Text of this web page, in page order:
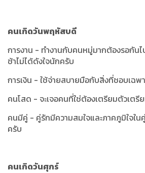
คนเกิดวันพฤหัสบดี
การงาน - ทำงานกับคนหมู่มากต้องรอกันไ
ช้าไม่ได้ดังใจนักครับ
การเงิน - ใช้จ่ายสบายมือกับสิ่งที่ชอบเฉพ
คนโสด - จะเจอคนที่ใช่ต้องเตรียมตัวเตรี
คนมีคู่ - คู่รักมีความสมใจและภาคภูมิใจใน
ครับ
คนเกิดวันศุกร์